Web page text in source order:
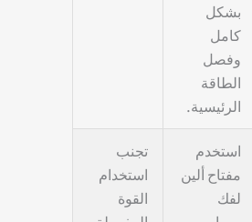
بشكل
كامل
وفصل
الطاقة
الرئيسية.
استخدم
مفتاح ألين
لفك
تجنب
استخدام
القوة